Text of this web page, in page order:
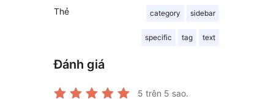
Thẻ category sidebar
specific tag text
Đánh giá
5 trên 5 sao.